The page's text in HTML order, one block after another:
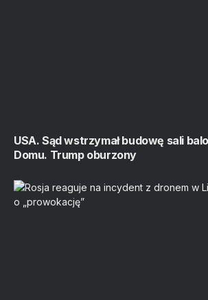
USA. Sąd wstrzymał budowę sali
Domu. Trump oburzony